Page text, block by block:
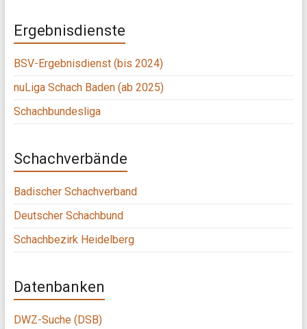
Ergebnisdienste
BSV-Ergebnisdienst (bis 2024)
nuLiga Schach Baden (ab 2025)
Schachbundesliga
Schachverbände
Badischer Schachverband
Deutscher Schachbund
Schachbezirk Heidelberg
Datenbanken
DWZ-Suche (DSB)